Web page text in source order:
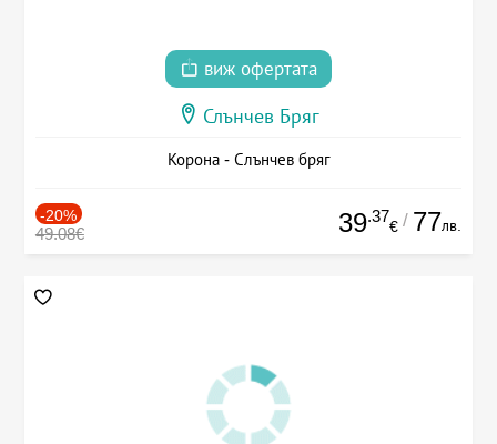
виж офертата
Слънчев Бряг
Корона - Слънчев бряг
-20%
49.08€ 39.37
€ / 77лв.